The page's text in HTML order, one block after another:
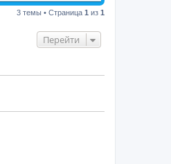
3 темы • Страница 1 из 1
Перейти